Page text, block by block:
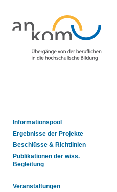
Informationspool
Ergebnisse der Projekte
Beschlüsse & Richtlinien
Publikationen der wiss.
Begleitung
Veranstaltungen